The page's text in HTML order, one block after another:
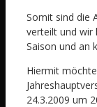
Somit sind die
verteilt und wir
Saison und an
Hiermit
24.3.2009 um